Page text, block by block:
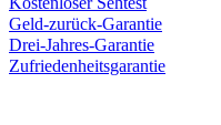
Geld-zurück-Garantie
Drei-Jahres-Garantie
Zufriedenheitsgarantie